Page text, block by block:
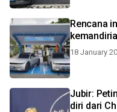
Rencana
18 January
Jubir:
diri dari